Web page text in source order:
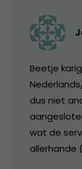
Beetje
dus niet
wat de
allerhande